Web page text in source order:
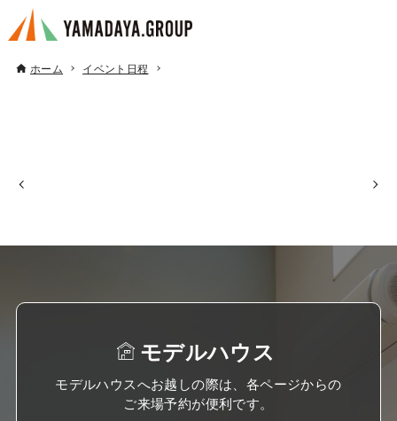
ホーム イベント日程
モデルハウス
モデルハウスへお越しの際は、各ページからの
ご来場予約が便利です。